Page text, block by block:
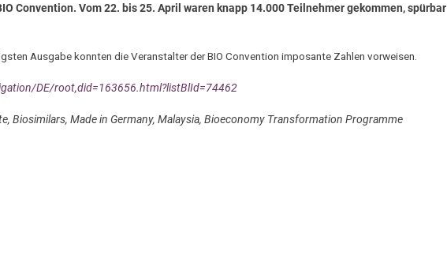
Convention. Vom 22. bis 25. April waren knapp 14.000 Teilnehmer gekommen, spürbar
Ausgabe konnten die Veranstalter der BIO Convention imposante Zahlen vorweisen.
DE/root,did=163656.html?listBlId=74462
Biosimilars, Made in Germany, Malaysia, Bioeconomy Transformation Programme